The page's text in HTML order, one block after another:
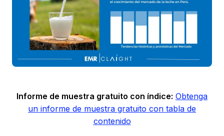
Informe de muestra gratuito con índice: Obtenga
un informe de muestra gratuito con tabla de
contenido